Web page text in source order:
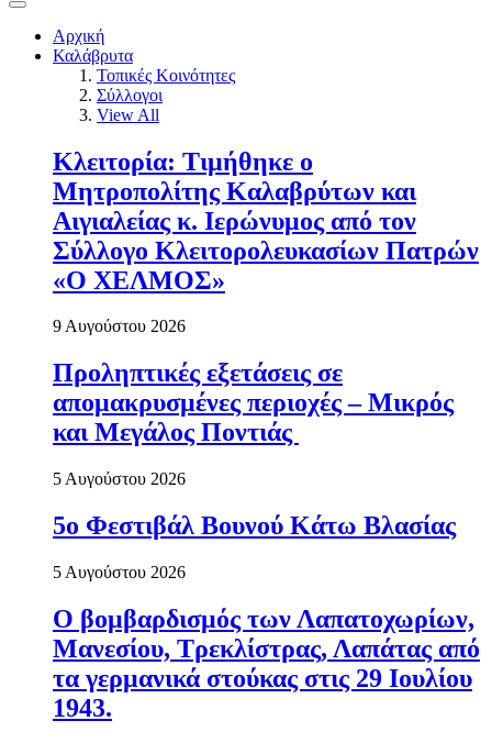
Αρχική
Καλάβρυτα
Τοπικές Κοινότητες
Σύλλογοι
View All
Κλειτορία: Τιμήθηκε ο
Μητροπολίτης Καλαβρύτων και
Αιγιαλείας κ. Ιερώνυμος από τον
Σύλλογο Κλειτορολευκασίων Πατρών
«Ο ΧΕΛΜΟΣ»
9 Αυγούστου 2026
Προληπτικές εξετάσεις σε
απομακρυσμένες περιοχές – Μικρός
και Μεγάλος Ποντιάς
5 Αυγούστου 2026
5ο Φεστιβάλ Βουνού Κάτω Βλασίας
5 Αυγούστου 2026
Ο βομβαρδισμός των Λαπατοχωρίων,
Μανεσίου, Τρεκλίστρας, Λαπάτας από
τα γερμανικά στούκας στις 29 Ιουλίου
1943.